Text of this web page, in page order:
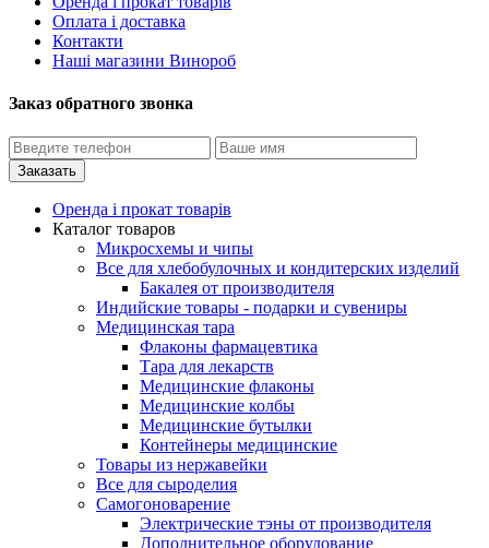
Оплата і доставка
Контакти
Наші магазини Винороб
Заказ обратного звонка
Оренда і прокат товарів
Каталог товаров
Микросхемы и чипы
Все для хлебобулочных и кондитерских изделий
Бакалея от производителя
Индийские товары - подарки и сувениры
Медицинская тара
Флаконы фармацевтика
Тара для лекарств
Медицинские флаконы
Медицинские колбы
Медицинские бутылки
Контейнеры медицинские
Товары из нержавейки
Все для сыроделия
Самогоноварение
Электрические тэны от производителя
Дополнительное оборудование